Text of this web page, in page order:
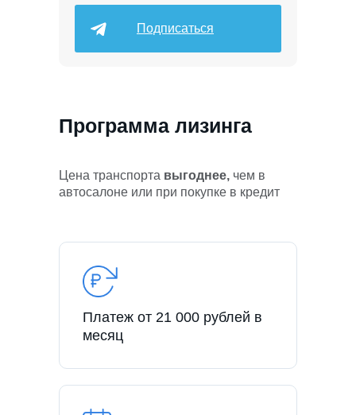
Рассчитать стоимость лизинга для ИП
Подписаться
Программа лизинга
Цена транспорта выгоднее, чем в
автосалоне или при покупке в кредит
Платеж от 21 000 рублей в
месяц